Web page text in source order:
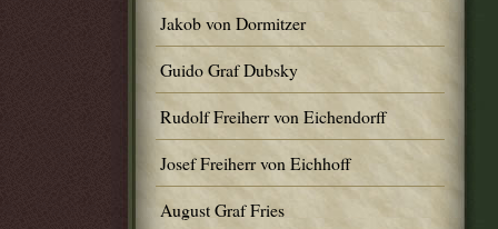
Jakob von Dormitzer
Guido Graf Dubsky
Rudolf Freiherr von Eichendorff
Josef Freiherr von Eichhoff
August Graf Fries